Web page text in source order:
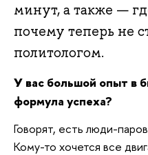
минут, а также —
почему теперь не
политологом.
У вас большой опыт в
формула успеха?
Говорят, есть люди-
Кому-то хочется все